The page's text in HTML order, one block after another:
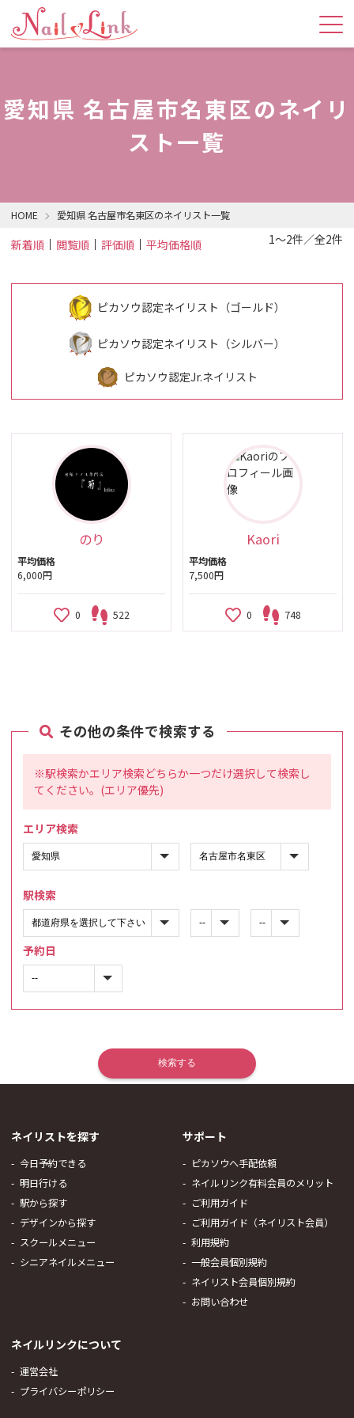
愛知県 名古屋市名東区のネイリ
スト一覧
HOME 愛知県 名古屋市名東区のネイリスト一覧
新着順 閲覧順 評価順 平均価格順 1～2件／全2件
ピカソウ認定ネイリスト（ゴールド）
ピカソウ認定ネイリスト（シルバー）
ピカソウ認定Jr.ネイリスト
のり
平均価格
6,000円
0 522
Kaori
平均価格
7,500円
0 748
その他の条件で検索する
※駅検索かエリア検索どちらか一つだけ選択して検索し
てください。(エリア優先)
エリア検索
駅検索
予約日
ネイリストを探す
今日予約できる
明日行ける
駅から探す
デザインから探す
スクールメニュー
シニアネイルメニュー
サポート
ピカソウへ手配依頼
ネイルリンク有料会員のメリット
ご利用ガイド
ご利用ガイド（ネイリスト会員）
利用規約
一般会員個別規約
ネイリスト会員個別規約
お問い合わせ
ネイルリンクについて
運営会社
プライバシーポリシー